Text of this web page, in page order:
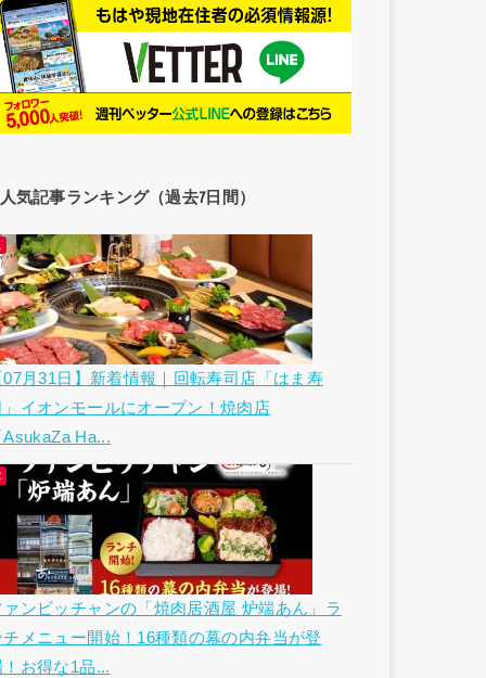
人気記事ランキング（過去7日間）
07月31日】新着情報｜回転寿司店「はま寿
」イオンモールにオープン！焼肉店
AsukaZa Ha...
ァンビッチャンの「焼肉居酒屋 炉端あん」ラ
チメニュー開始！16種類の幕の内弁当が登
！お得な1品...